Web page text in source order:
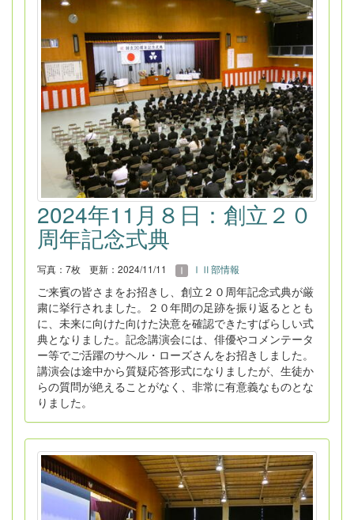
2024年11月８日：創立２０
周年記念式典
写真：7枚 更新：2024/11/11 ⅠⅡ部情報
ご来賓の皆さまをお招きし、創立２０周年記念式典が厳
粛に挙行されました。２０年間の足跡を振り返るととも
に、未来に向けた向けた決意を確認できたすばらしい式
典となりました。記念講演会には、俳優やコメンテータ
ー等でご活躍のサヘル・ローズさんをお招きしました。
講演会は途中から質疑応答形式になりましたが、生徒か
らの質問が絶えることがなく、非常に有意義なものとな
りました。